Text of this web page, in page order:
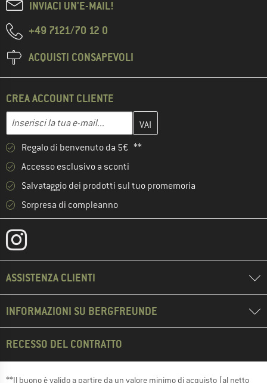
INVIACI UN'E-MAIL!
+49 7121/70 12 0
ACQUISTI CONSAPEVOLI
CREA ACCOUNT CLIENTE
Indirizzo e-mail
Inserisci qui il tuo indirizzo e-mail e crea il tuo account cliente
Regalo di benvenuto da 5€ **
Accesso esclusivo a sconti
Salvataggio dei prodotti sul tuo promemoria
Sorpresa di compleanno
ASSISTENZA CLIENTI
INFORMAZIONI SU BERGFREUNDE
RECESSO DEL CONTRATTO
**Il buono è valido a partire da un valore minimo di acquisto (al netto